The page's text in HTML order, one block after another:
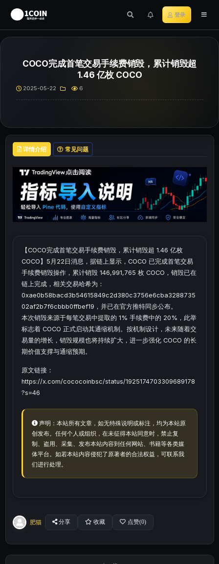
登录
COCO完成首笔交易手续费销毁，累计销毁超
1.46 亿枚 COCO
2025-05-22 6
详情介绍 常见问题
【COCO完成首笔交易手续费销毁，累计销毁超 1.46 亿枚
COCO】5月22日消息，据链上显示，COCO 已完成首笔交易
手续费销毁操作，累计销毁 146,991,765 枚 COCO，销毁已在
链上完成，相关交易哈希为：
0xae0b58bacd3b54615849c2d380c3756e6cba3288735
02af2b7f6cbbb0ffbef19，并已在官方推特同步公布。
本次销毁来源于每笔交易中提取的 1% 手续费中的 20%，此举
标志着 COCO 正式启动其通缩机制。按机制设计，未来随着交
易量的增长，销毁规模也将持续扩大，进一步强化 COCO 的长
期价值支撑与通缩预期。
原文链接：
https://x.com/cococoinbsc/status/1925174703309689178
?s=46
声明：本站所有文章，如无特殊说明或标注，均为本站原
创发布。任何个人或组织，在未征得本站同意时，禁止复
制、盗用、采集、发布本站内容到任何网站、书籍等各类媒
体平台。如若本站内容侵犯了原著者的合法权益，可联系我
们进行处理。
肥猫 分享 收藏 点赞(0)